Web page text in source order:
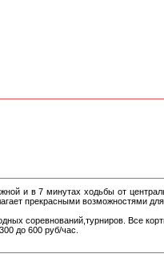
и в 7 минутах ходьбы от
прекрасными возможностями
соревнований,турниров. Все
до 600 руб/час.